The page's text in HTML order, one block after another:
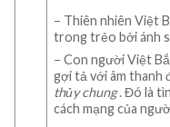
– Thiên nhiên Việt
trong trẻo bởi ánh
– Con người Việt
gợi tả với âm thanh
thủy chung. Đó là
cách mạng của